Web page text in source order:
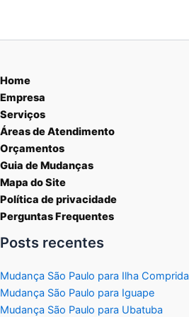
Home
Empresa
Serviços
Áreas de Atendimento
Orçamentos
Guia de Mudanças
Mapa do Site
Política de privacidade
Perguntas Frequentes
Posts recentes
Mudança São Paulo para Ilha Comprida
Mudança São Paulo para Iguape
Mudança São Paulo para Ubatuba